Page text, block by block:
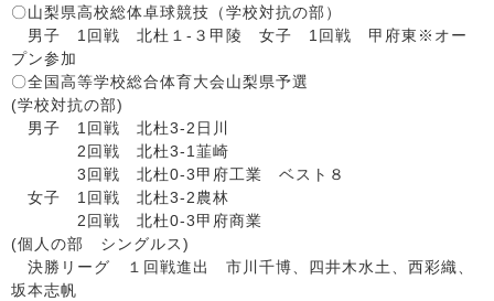
〇山梨県高校総体卓球競技（学校対抗の部）
男子 1回戦 北杜１-３甲陵 女子 1回戦 甲府東※オー
プン参加
〇全国高等学校総合体育大会山梨県予選
(学校対抗の部)
男子 1回戦 北杜3-2日川
2回戦 北杜3-1韮崎
3回戦 北杜0-3甲府工業 ベスト８
女子 1回戦 北杜3-2農林
2回戦 北杜0-3甲府商業
(個人の部 シングルス)
決勝リーグ １回戦進出 市川千博、四井木水土、西彩織、
坂本志帆